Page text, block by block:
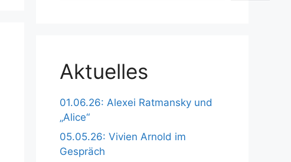
Aktuelles
01.06.26: Alexei Ratmansky und
„Alice“
05.05.26: Vivien Arnold im
Gespräch